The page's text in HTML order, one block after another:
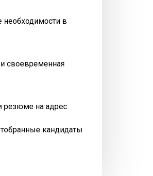
в
и своевременная
резюме на адрес
кандидаты